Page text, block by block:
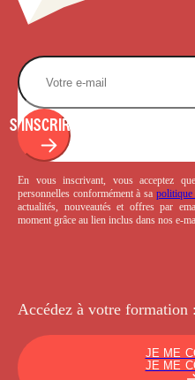
S'INSCRIRE
En vous inscrivant, vous acceptez
personnelles conformément à sa politique
actualités, nouveautés et offres par
moment grâce au lien inclus dans nos e-
Accédez à votre formation :
JE ME
JE ME